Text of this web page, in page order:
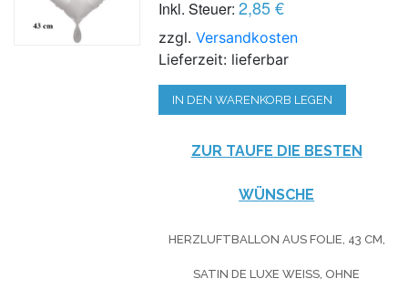
Inkl. Steuer: 2,85 €
zzgl.Versandkosten
Lieferzeit: lieferbar
IN DEN WARENKORB LEGEN
ZUR TAUFE DIE BESTEN
WÜNSCHE
HERZLUFTBALLON AUS FOLIE, 43 CM,
SATIN DE LUXE WEISS, OHNE H